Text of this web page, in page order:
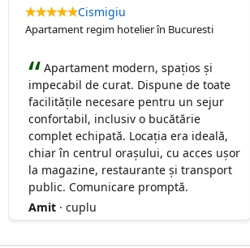
Cismigiu
Apartament regim hotelier în Bucuresti
Apartament modern, spațios și
impecabil de curat. Dispune de toate
facilitățile necesare pentru un sejur
confortabil, inclusiv o bucătărie
complet echipată. Locația era ideală,
chiar în centrul orașului, cu acces ușor
la magazine, restaurante și transport
public. Comunicare promptă.
Amit · cuplu